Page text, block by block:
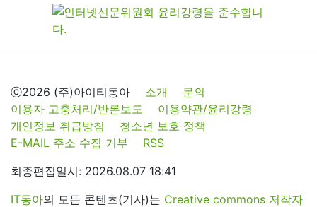
ⓒ2026 (주)아이티동아 소개
문의
이용자 고충처리/반론보도
이용약관/윤리강령
개인정보 취급방침
청소년 보호 정책
E-MAIL 주소 수집 거부
RSS
최종편집일시: 2026.08.07 18:41
IT동아의 모든 콘텐츠(기사)는 Creative commons 저작자